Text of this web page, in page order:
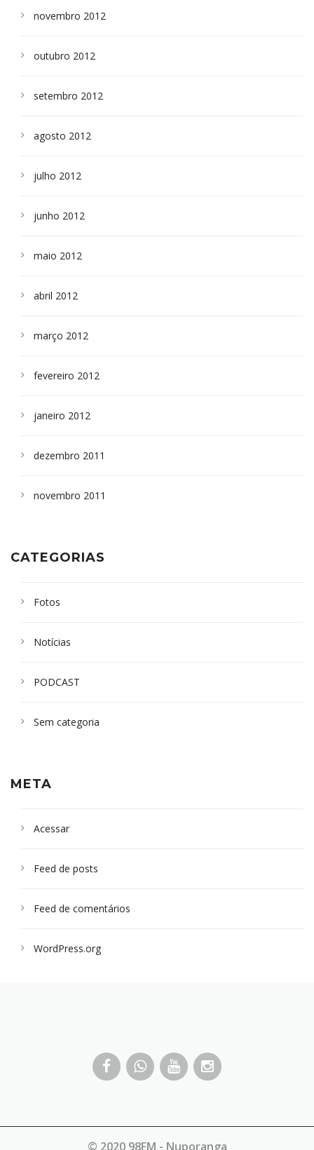
novembro 2012
outubro 2012
setembro 2012
agosto 2012
julho 2012
junho 2012
maio 2012
abril 2012
março 2012
fevereiro 2012
janeiro 2012
dezembro 2011
novembro 2011
CATEGORIAS
Fotos
Notícias
PODCAST
Sem categoria
META
Acessar
Feed de posts
Feed de comentários
WordPress.org
© 2020 98FM - Nuporanga